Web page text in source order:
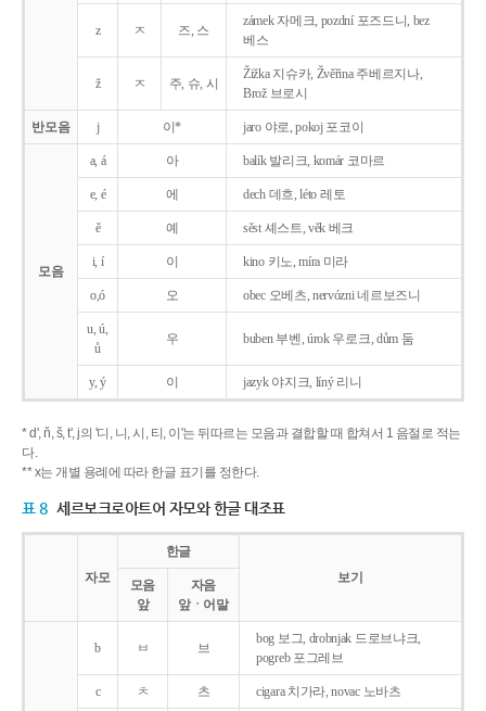
z ㅈ 즈, 스
zámek 자메크, pozdní 포즈드니, bez
베스
ž ㅈ 주, 슈, 시
Žižka 지슈카, Žvěřina 주베르지나,
Brož 브로시
반모음 j 이* jaro 야로, pokoj 포코이
모음
a, á 아 balík 발리크, komár 코마르
e, é 에 dech 데흐, léto 레토
ě 예 sěst 셰스트, věk 베크
i, í 이 kino 키노, míra 미라
o,ó 오 obec 오베츠, nervózni 네르보즈니
u, ú,
ů
우 buben 부벤, úrok 우로크, dům 둠
y, ý 이 jazyk야지크, líný 리니
* d', ň, š, t', j의 '디, 니, 시, 티, 이'는 뒤따르는 모음과 결합할 때 합쳐서 1 음절로 적는
다.
** x는 개별 용례에 따라 한글 표기를 정한다.
표 8 세르보크로아트어 자모와 한글 대조표
자모
한글
보기
모음
앞
자음
앞ㆍ어말
b ㅂ 브
bog 보그, drobnjak 드로브냐크,
pogreb 포그레브
c ㅊ 츠 cigara 치가라, novac 노바츠